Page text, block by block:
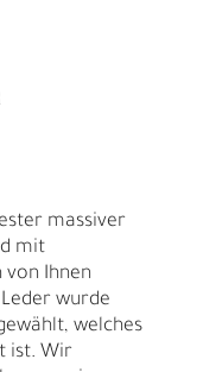
massiver
mit
Ihnen
wurde
welches
ist. Wir